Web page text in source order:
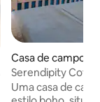
avaliação média de
Casa de campo ⋅
Serendipity
tranquila em
Uma casa de